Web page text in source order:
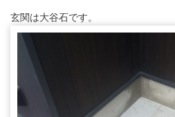
玄関は大谷石です。